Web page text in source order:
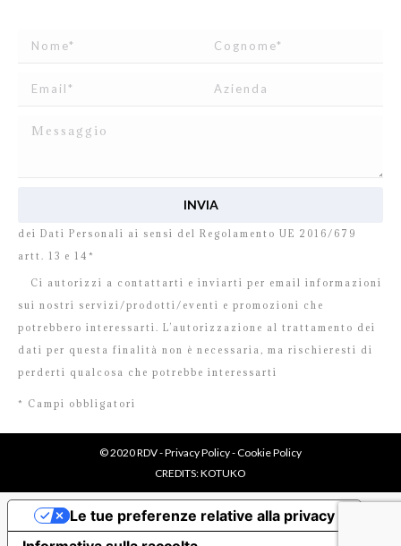
dei Dati Personali ai sensi del Regolamento UE 2016/679
artt. 13 e 14*
Ci autorizzi a contattarti e inviarti per email informazioni
sui nostri servizi/prodotti/eventi e promozioni che
potrebbero interessarti. L’autorizzazione al trattamento dei
dati per questa finalità non è necessaria, ma rischieresti di
perderti qualcosa che potrebbe interessarti
* Campi obbligatori
© 2020 RDV -Privacy Policy-Cookie Policy
CREDITS:KOTUKO
Le tue preferenze relative alla privacy